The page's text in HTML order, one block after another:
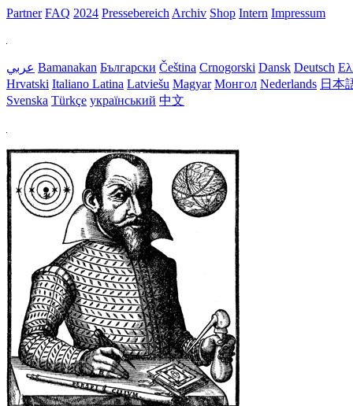
Partner FAQ 2024 Pressebereich Archiv Shop Intern Impressum
عربي Bamanakan Български Čeština Crnogorski Dansk Deutsch
Hrvatski Italiano Latina Latviešu Magyar Монгол Nederlands 日本
Svenska Türkçe український 中文